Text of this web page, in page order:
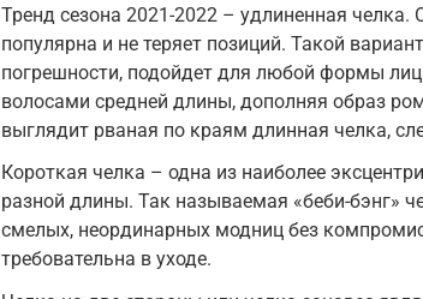
Тренд сезона 2021-2022 – удлиненная челка.
популярна и не теряет позиций. Такой
погрешности, подойдет для любой формы
волосами средней длины, дополняя образ
выглядит рваная по краям длинная челка,
Короткая челка – одна из наиболее
разной длины. Так называемая «беби-бэнг»
смелых, неординарных модниц без
требовательна в уходе.